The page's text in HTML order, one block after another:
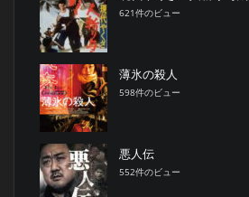
621件のビュー
薄氷の殺人
598件のビュー
悪人伝
552件のビュー